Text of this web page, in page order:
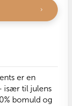
er en
især til julens
bomuld og